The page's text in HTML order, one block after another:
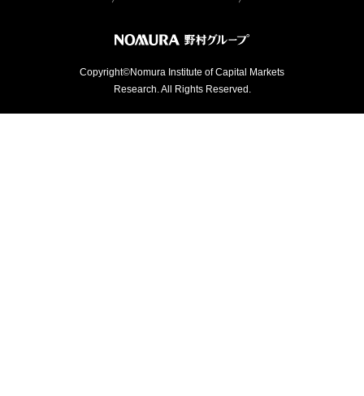
Copyright©Nomura Institute of Capital Markets
Research. All Rights Reserved.